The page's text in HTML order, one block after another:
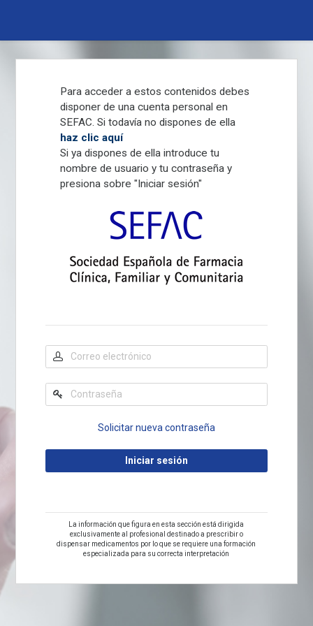
Para acceder a estos contenidos debes
disponer de una cuenta personal en
SEFAC. Si todavía no dispones de ella
haz clic aquí
Si ya dispones de ella introduce tu
nombre de usuario y tu contraseña y
presiona sobre "Iniciar sesión"
Solicitar nueva contraseña
La información que figura en esta sección está dirigida
exclusivamente al profesional destinado a prescribir o
dispensar medicamentos por lo que se requiere una formación
especializada para su correcta interpretación